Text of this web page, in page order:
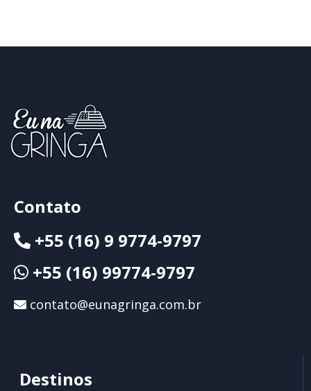
Contato
+55 (16) 9 9774-9797
+55 (16) 99774-9797
contato@eunagringa.com.br
Destinos